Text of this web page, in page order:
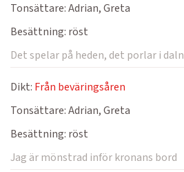
Tonsättare:Adrian, Greta
Besättning: röst
Det spelar på heden, det porlar i daln
Dikt: Från beväringsåren
Tonsättare:Adrian, Greta
Besättning: röst
Jag är mönstrad inför kronans bord